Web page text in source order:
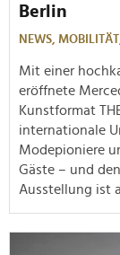
Berlin
NEWS,
Mit einer
eröffnete
Kunstformat
internationale
Modepioniere
Gäste – und
Ausstellung ist